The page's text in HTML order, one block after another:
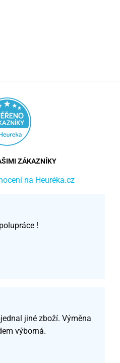
ZÁKAZNÍKY
na Heuréka.cz
!
jiné zboží. Výměna
výborná.